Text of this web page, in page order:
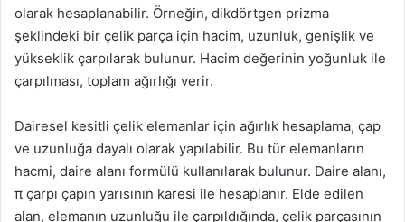
olarak hesaplanabilir. Örneğin, dikdörtgen prizma
şeklindeki bir çelik parça için hacim, uzunluk, genişlik ve
yükseklik çarpılarak bulunur. Hacim değerinin yoğunluk ile
çarpılması, toplam ağırlığı verir.
Dairesel kesitli çelik elemanlar için ağırlık hesaplama, çap
ve uzunluğa dayalı olarak yapılabilir. Bu tür elemanların
hacmi, daire alanı formülü kullanılarak bulunur. Daire alanı,
π çarpı çapın yarısının karesi ile hesaplanır. Elde edilen
alan, elemanın uzunluğu ile çarpıldığında, çelik parçasının